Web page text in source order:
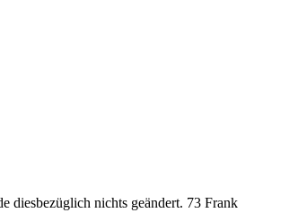
diesbezüglich nichts geändert. 73 Frank